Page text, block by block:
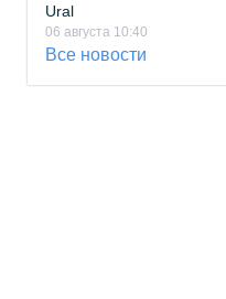
Ural
06 августа 10:40
Все новости